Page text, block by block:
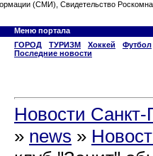
(СМИ), Свидетельство
Меню портала
ГОРОД
ТУРИЗМ Хоккей
Футбол
Последние новости
Новости Санкт-
» news »